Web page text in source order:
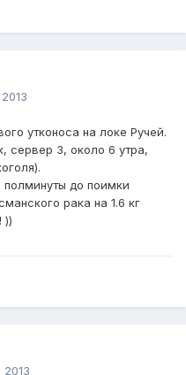
утконоса на локе Ручей.
сервер 3, около 6 утра,
полминуты до поимки
рака на 1.6 кг
))
2013